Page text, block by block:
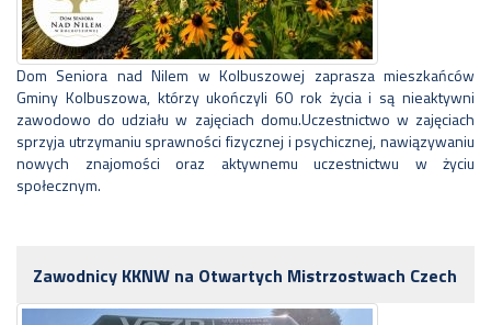
Dom Seniora nad Nilem w Kolbuszowej zaprasza mieszkańców
Gminy Kolbuszowa, którzy ukończyli 60 rok życia i są nieaktywni
zawodowo do udziału w zajęciach domu.Uczestnictwo w zajęciach
sprzyja utrzymaniu sprawności fizycznej i psychicznej, nawiązywaniu
nowych znajomości oraz aktywnemu uczestnictwu w życiu
społecznym.
Zawodnicy KKNW na Otwartych Mistrzostwach Czech